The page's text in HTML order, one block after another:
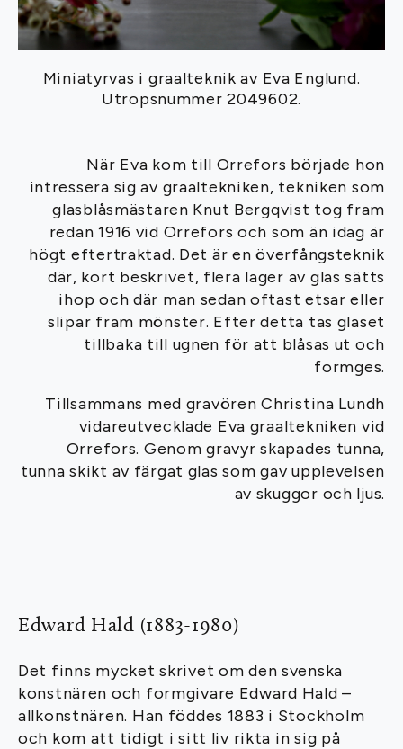
Miniatyrvas i graalteknik av Eva Englund.
Utropsnummer 2049602.
När Eva kom till Orrefors började hon
intressera sig av graaltekniken, tekniken som
glasblåsmästaren Knut Bergqvist tog fram
redan 1916 vid Orrefors och som än idag är
högt eftertraktad. Det är en överfångsteknik
där, kort beskrivet, flera lager av glas sätts
ihop och där man sedan oftast etsar eller
slipar fram mönster. Efter detta tas glaset
tillbaka till ugnen för att blåsas ut och
formges.
Tillsammans med gravören Christina Lundh
vidareutvecklade Eva graaltekniken vid
Orrefors. Genom gravyr skapades tunna,
tunna skikt av färgat glas som gav upplevelsen
av skuggor och ljus.
Edward Hald (1883-1980)
Det finns mycket skrivet om den svenska
konstnären och formgivare Edward Hald –
allkonstnären. Han föddes 1883 i Stockholm
och kom att tidigt i sitt liv rikta in sig på